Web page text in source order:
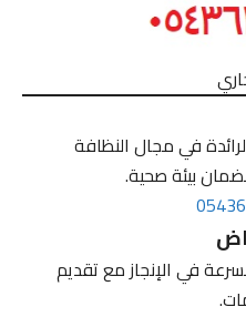
في مجال النظافة
بيئة صحية.
في الإنجاز مع تقديم